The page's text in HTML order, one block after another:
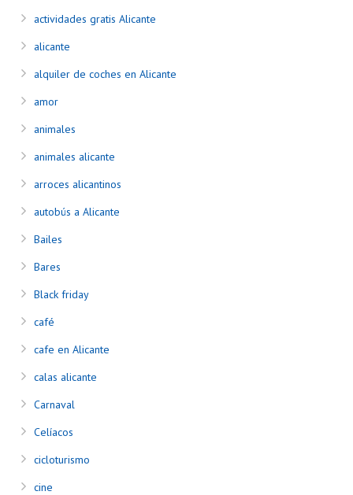
actividades gratis Alicante
alicante
alquiler de coches en Alicante
amor
animales
animales alicante
arroces alicantinos
autobús a Alicante
Bailes
Bares
Black friday
café
cafe en Alicante
calas alicante
Carnaval
Celíacos
cicloturismo
cine